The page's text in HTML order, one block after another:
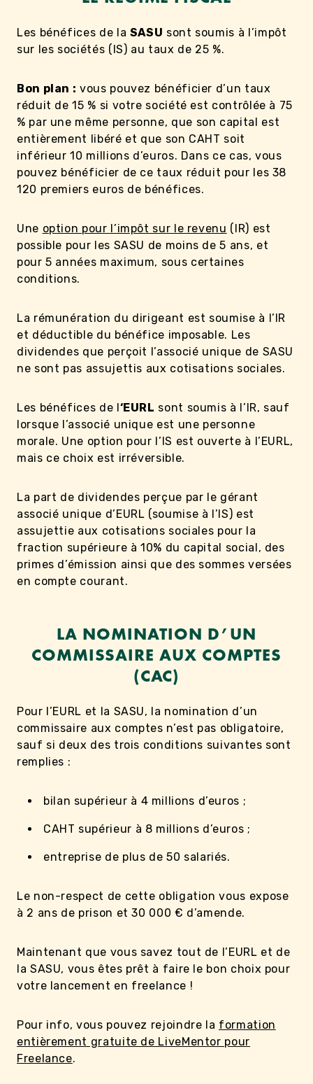
Les bénéfices de la SASU sont soumis à l’impôt
sur les sociétés (IS) au taux de 25 %.
Bon plan : vous pouvez bénéficier d’un taux
réduit de 15 % si votre société est contrôlée à 75
% par une même personne, que son capital est
entièrement libéré et que son CAHT soit
inférieur 10 millions d’euros. Dans ce cas, vous
pouvez bénéficier de ce taux réduit pour les 38
120 premiers euros de bénéfices.
Une option pour l’impôt sur le revenu (IR) est
possible pour les SASU de moins de 5 ans, et
pour 5 années maximum, sous certaines
conditions.
La rémunération du dirigeant est soumise à l’IR
et déductible du bénéfice imposable. Les
dividendes que perçoit l’associé unique de SASU
ne sont pas assujettis aux cotisations sociales.
Les bénéfices de l‘EURL sont soumis à l’IR, sauf
lorsque l’associé unique est une personne
morale. Une option pour l’IS est ouverte à l’EURL,
mais ce choix est irréversible.
La part de dividendes perçue par le gérant
associé unique d’EURL (soumise à l’IS) est
assujettie aux cotisations sociales pour la
fraction supérieure à 10% du capital social, des
primes d’émission ainsi que des sommes versées
en compte courant.
LA NOMINATION D’UN
COMMISSAIRE AUX COMPTES
(CAC)
Pour l’EURL et la SASU, la nomination d’un
commissaire aux comptes n’est pas obligatoire,
sauf si deux des trois conditions suivantes sont
remplies :
bilan supérieur à 4 millions d’euros ;
CAHT supérieur à 8 millions d’euros ;
entreprise de plus de 50 salariés.
Le non-respect de cette obligation vous expose
à 2 ans de prison et 30 000 € d’amende.
Maintenant que vous savez tout de l’EURL et de
la SASU, vous êtes prêt à faire le bon choix pour
votre lancement en freelance !
Pour info, vous pouvez rejoindre la formation
entièrement gratuite de LiveMentor pour
Freelance.